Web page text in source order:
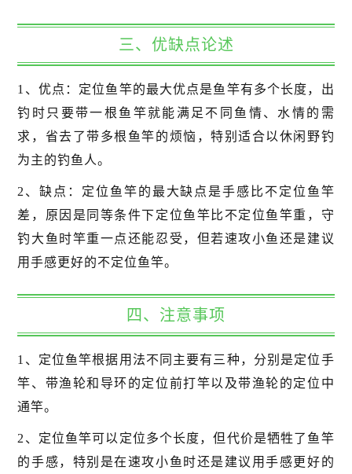
三、优缺点论述
1、优点：定位鱼竿的最大优点是鱼竿有多个长度，出
钓时只要带一根鱼竿就能满足不同鱼情、水情的需
求，省去了带多根鱼竿的烦恼，特别适合以休闲野钓
为主的钓鱼人。
2、缺点：定位鱼竿的最大缺点是手感比不定位鱼竿
差，原因是同等条件下定位鱼竿比不定位鱼竿重，守
钓大鱼时竿重一点还能忍受，但若速攻小鱼还是建议
用手感更好的不定位鱼竿。
四、注意事项
1、定位鱼竿根据用法不同主要有三种，分别是定位手
竿、带渔轮和导环的定位前打竿以及带渔轮的定位中
通竿。
2、定位鱼竿可以定位多个长度，但代价是牺牲了鱼竿
的手感，特别是在速攻小鱼时还是建议用手感更好的